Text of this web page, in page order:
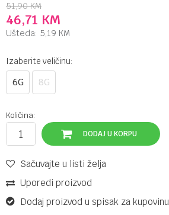
51,90 KM
46,71 KM
Ušteda: 5,19 KM
Izaberite veličinu:
6G 8G
Količina:
DODAJ U KORPU
Sačuvajte u listi želja
Uporedi proizvod
Dodaj proizvod u spisak za kupovinu